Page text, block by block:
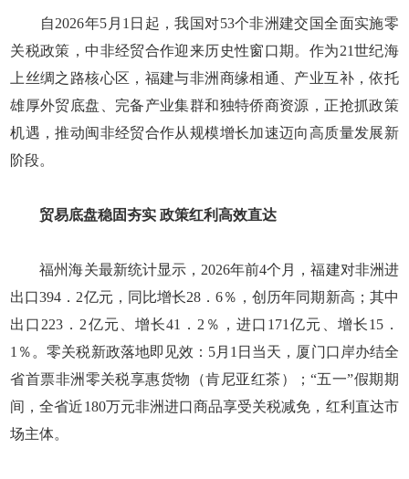
自2026年5月1日起，我国对53个非洲建交国全面实施零
关税政策，中非经贸合作迎来历史性窗口期。作为21世纪海
上丝绸之路核心区，福建与非洲商缘相通、产业互补，依托
雄厚外贸底盘、完备产业集群和独特侨商资源，正抢抓政策
机遇，推动闽非经贸合作从规模增长加速迈向高质量发展新
阶段。
贸易底盘稳固夯实 政策红利高效直达
福州海关最新统计显示，2026年前4个月，福建对非洲进
出口394．2亿元，同比增长28．6％，创历年同期新高；其中
出口223．2亿元、增长41．2％，进口171亿元、增长15．
1％。零关税新政落地即见效：5月1日当天，厦门口岸办结全
省首票非洲零关税享惠货物（肯尼亚红茶）；“五一”假期期
间，全省近180万元非洲进口商品享受关税减免，红利直达市
场主体。